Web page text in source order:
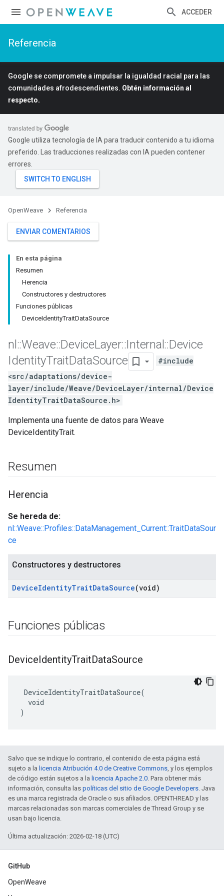
ACCEDER
Referencia
Google se compromete a impulsar la igualdad racial para las
comunidades afrodescendientes. Obtén información al
respecto.
Google utiliza tecnología de IA para traducir contenido a tu idioma
preferido. Las traducciones realizadas con IA pueden contener
errores.
OpenWeave Referencia
ENVIAR COMENTARIOS
En esta página
Resumen
Herencia
Constructores y destructores
Funciones públicas
DeviceIdentityTraitDataSource
nl ::Weave::DeviceLayer::Internal ::Device
IdentityTraitDataSource
#include
<src/adaptations/device-
layer/include/Weave/DeviceLayer/internal/Device
IdentityTraitDataSource.h>
Implementa una fuente de datos para Weave
DeviceIdentityTrait.
Resumen
Herencia
Se hereda de:
nl::Weave::Profiles::DataManagement_Current::TraitDataSour
ce
Constructores y destructores
DeviceIdentityTraitDataSource(void)
Funciones públicas
DeviceIdentityTraitDataSource
DeviceIdentityTraitDataSource(
  void
)
Salvo que se indique lo contrario, el contenido de esta página está
sujeto a la licencia Atribución 4.0 de Creative Commons, y los ejemplos
de código están sujetos a la licencia Apache 2.0. Para obtener más
información, consulta las políticas del sitio de Google Developers. Java
es una marca registrada de Oracle o sus afiliados. OPENTHREAD y las
marcas relacionadas son marcas comerciales de Thread Group y se
usan bajo licencia.
Última actualización: 2026-02-18 (UTC)
GitHub
OpenWeave